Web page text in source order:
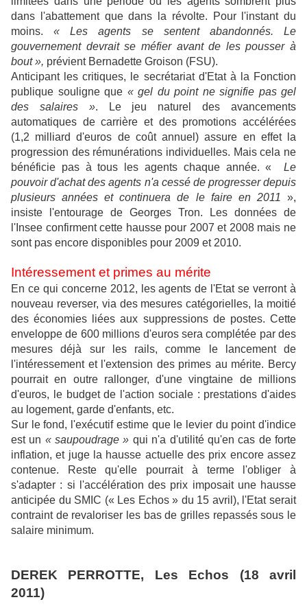
dans l'abattement que dans la révolte. Pour l'instant du
moins.« Les agents se sentent abandonnés. Le
gouvernement devrait se méfier avant de les pousser à
bout », prévient Bernadette Groison (FSU).
Anticipant les critiques, le secrétariat d'Etat à la Fonction
publique souligne que « gel du point ne signifie pas gel
des salaires ». Le jeu naturel des avancements
automatiques de carrière et des promotions accélérées
(1,2 milliard d'euros de coût annuel) assure en effet la
progression des rémunérations individuelles. Mais cela ne
bénéficie pas à tous les agents chaque année. « Le
pouvoir d'achat des agents n'a cessé de progresser depuis
plusieurs années et continuera de le faire en 2011
»,
insiste l'entourage de Georges Tron. Les données de
l'Insee confirment cette hausse pour 2007 et 2008 mais ne
sont pas encore disponibles pour 2009 et 2010.
Intéressement et primes au mérite
En ce qui concerne 2012, les agents de l'Etat se verront à
nouveau reverser, via des mesures catégorielles, la moitié
des économies liées aux suppressions de postes. Cette
enveloppe de 600 millions d'euros sera complétée par des
mesures déjà sur les rails, comme le lancement de
l'intéressement et l'extension des primes au mérite. Bercy
pourrait en outre rallonger, d'une vingtaine de millions
d'euros, le budget de l'action sociale : prestations d'aides
au logement, garde d'enfants, etc.
Sur le fond, l'exécutif estime que le levier du point d'indice
est un « saupoudrage » qui n'a d'utilité qu'en cas de forte
inflation, et juge la hausse actuelle des prix encore assez
contenue. Reste qu'elle pourrait à terme l'obliger à
s'adapter : si l'accélération des prix imposait une hausse
anticipée du SMIC (« Les Echos » du 15 avril), l'Etat serait
contraint de revaloriser les bas de grilles repassés sous le
salaire minimum.
DEREK PERROTTE, Les Echos (18 avril
2011)